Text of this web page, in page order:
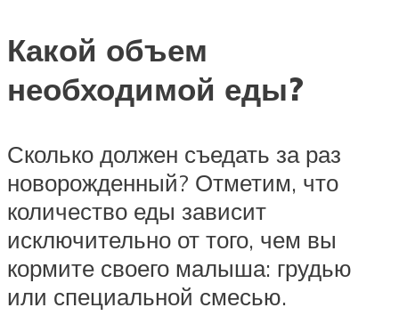
Какой объем
необходимой еды?
Сколько должен съедать за раз
новорожденный? Отметим, что
количество еды зависит
исключительно от того, чем вы
кормите своего малыша: грудью
или специальной смесью.